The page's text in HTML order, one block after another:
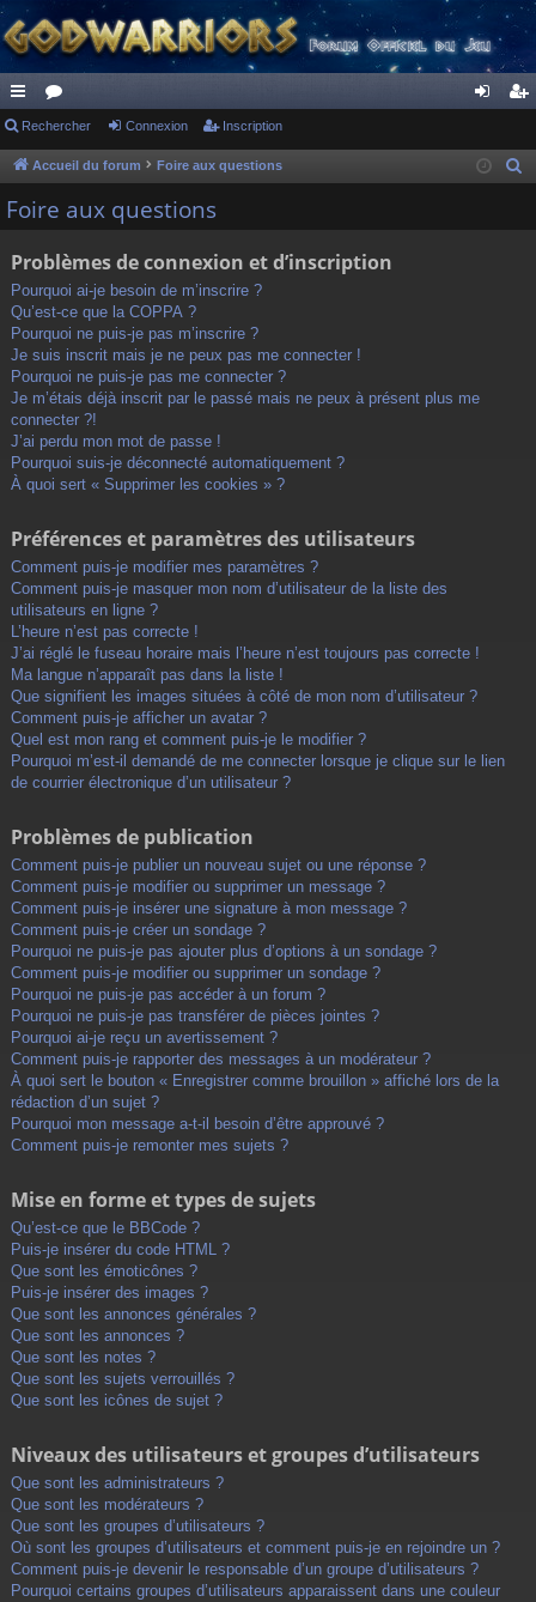
ac
co
ur
s
or
u ne cri
Rechercher Connexion Inscription
Accueil du forum Foire aux questions
Foire aux questions
Problèmes de connexion et d’inscription
Pourquoi ai-je besoin de m’inscrire ?
Qu’est-ce que la COPPA ?
Pourquoi ne puis-je pas m’inscrire ?
Je suis inscrit mais je ne peux pas me connecter !
Pourquoi ne puis-je pas me connecter ?
Je m’étais déjà inscrit par le passé mais ne peux à présent plus me
connecter ?!
J’ai perdu mon mot de passe !
Pourquoi suis-je déconnecté automatiquement ?
À quoi sert « Supprimer les cookies » ?
Préférences et paramètres des utilisateurs
Comment puis-je modifier mes paramètres ?
Comment puis-je masquer mon nom d’utilisateur de la liste des
utilisateurs en ligne ?
L’heure n’est pas correcte !
J’ai réglé le fuseau horaire mais l’heure n’est toujours pas correcte !
Ma langue n’apparaît pas dans la liste !
Que signifient les images situées à côté de mon nom d’utilisateur ?
Comment puis-je afficher un avatar ?
Quel est mon rang et comment puis-je le modifier ?
Pourquoi m’est-il demandé de me connecter lorsque je clique sur le lien
de courrier électronique d’un utilisateur ?
Problèmes de publication
Comment puis-je publier un nouveau sujet ou une réponse ?
Comment puis-je modifier ou supprimer un message ?
Comment puis-je insérer une signature à mon message ?
Comment puis-je créer un sondage ?
Pourquoi ne puis-je pas ajouter plus d’options à un sondage ?
Comment puis-je modifier ou supprimer un sondage ?
Pourquoi ne puis-je pas accéder à un forum ?
Pourquoi ne puis-je pas transférer de pièces jointes ?
Pourquoi ai-je reçu un avertissement ?
Comment puis-je rapporter des messages à un modérateur ?
À quoi sert le bouton « Enregistrer comme brouillon » affiché lors de la
rédaction d’un sujet ?
Pourquoi mon message a-t-il besoin d’être approuvé ?
Comment puis-je remonter mes sujets ?
Mise en forme et types de sujets
Qu’est-ce que le BBCode ?
Puis-je insérer du code HTML ?
Que sont les émoticônes ?
Puis-je insérer des images ?
Que sont les annonces générales ?
Que sont les annonces ?
Que sont les notes ?
Que sont les sujets verrouillés ?
Que sont les icônes de sujet ?
Niveaux des utilisateurs et groupes d’utilisateurs
Que sont les administrateurs ?
Que sont les modérateurs ?
Que sont les groupes d’utilisateurs ?
Où sont les groupes d’utilisateurs et comment puis-je en rejoindre un ?
Comment puis-je devenir le responsable d’un groupe d’utilisateurs ?
Pourquoi certains groupes d’utilisateurs apparaissent dans une couleur